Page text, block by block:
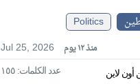
Politics
Jul 25, 2026
منذ ١٢ يوم
لاين عدد الكلمات: ١٥٥